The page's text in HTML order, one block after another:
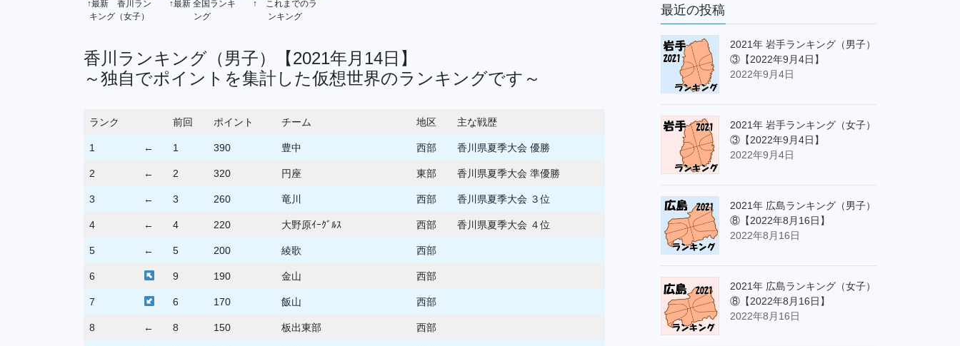
↑最新 香川ラン
キング（女子）
↑最新 全国ランキ
ング
↑ これまでのラ
ンキング
香川ランキング（男子）【2021年月14日】
～独自でポイントを集計した仮想世界のランキングです～
ランク 前回 ポイント チーム 地区 主な戦歴
1 ← 1 390 豊中 西部 香川県夏季大会 優勝
2 ← 2 320 円座 東部 香川県夏季大会 準優勝
3 ← 3 260 竜川 西部 香川県夏季大会 ３位
4 ← 4 220 大野原ｲｰｸﾞﾙｽ 西部 香川県夏季大会 ４位
5 ← 5 200 綾歌 西部
6 9 190 金山 西部
7 6 170 飯山 西部
8 ← 8 150 板出東部 西部
最近の投稿
2021年 岩手ランキング（男子）
③【2022年9月4日】
2022年9月4日
2021年 岩手ランキング（女子）
③【2022年9月4日】
2022年9月4日
2021年 広島ランキング（男子）
⑧【2022年8月16日】
2022年8月16日
2021年 広島ランキング（女子）
⑧【2022年8月16日】
2022年8月16日